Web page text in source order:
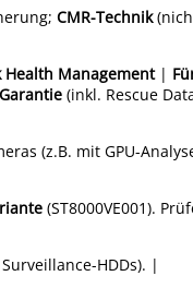
CMR-Technik
Health Management|
(inkl. Rescue
(z.B. mit GPU-
(ST8000VE001).
HDDs). |